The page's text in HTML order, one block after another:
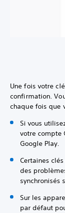
Une fois votre
confirmation.
chaque fois que
Si vous
votre compte
Google Play.
Certaines
des
synchronisés
Sur les
par défaut